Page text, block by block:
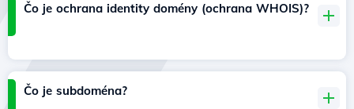
Čo je ochrana identity domény (ochrana WHOIS)?
Čo je subdoména?